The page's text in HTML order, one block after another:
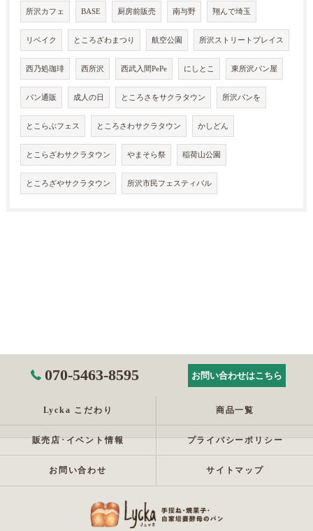
所沢カフェ BASE 厨房前販売 南与野 翔んで埼玉
リベイク ところざわまつり 航空公園 所沢ストリートプレイス
西乃処珈琲 西所沢 西武入間PePe にしとこ 東所沢パン屋
パン通販 成人の日 ところさをサクラタウン 所沢パンを
とこらぶフェス ところさわサクラタウン かしどん
とこらざわサクラタウン やまそら祭 稲荷山公園
ところざやサクラタウン 所沢市民フェスティバル
070-5463-8595 お問い合わせはこちら
Lycka こだわり 商品一覧
販売店･イベント情報 プライバシーポリシー
お問い合わせ サイトマップ